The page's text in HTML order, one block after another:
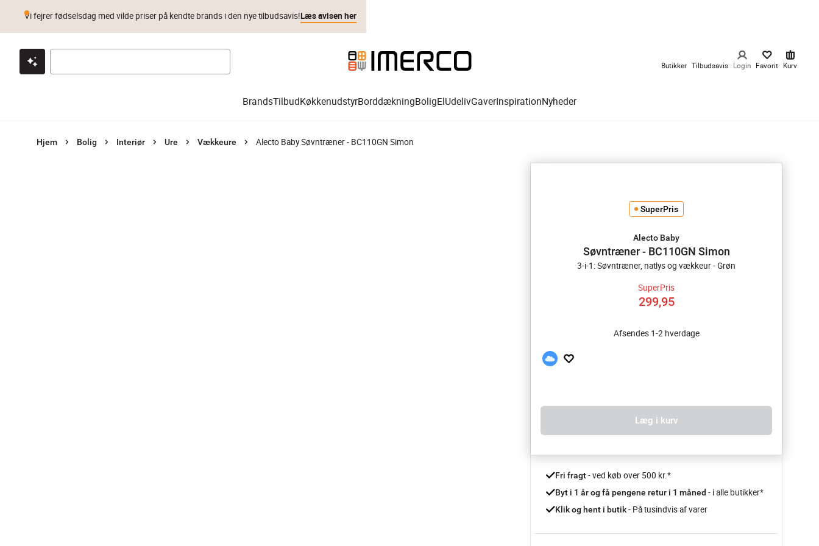
Klik & hent Byt i 1 år Prismatch
Vi fejrer fødselsdag med vilde priser på kendte brands i den nye tilbudsavis!Læs avisen her
Butikker Tilbudsavis Login Favorit Kurv
BrandsTilbudKøkkenudstyrBorddækningBoligElUdelivGaverInspirationNyheder
Hjem Bolig Interiør Ure Vækkeure Alecto Baby Søvntræner - BC110GN Simon
SuperPris
Alecto Baby
Søvntræner - BC110GN Simon
3-i-1: Søvntræner, natlys og vækkeur - Grøn
SuperPris
299,95
Afsendes 1-2 hverdage
Læg i kurv
Fri fragt - ved køb over 500 kr.*
Byt i 1 år og få pengene retur i 1 måned - i alle butikker*
Klik og hent i butik - På tusindvis af varer